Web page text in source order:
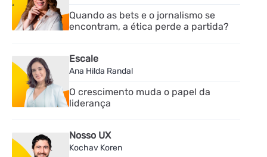
Quando as bets e o jornalismo se
encontram, a ética perde a partida?
Escale
Ana Hilda Randal
O crescimento muda o papel da
liderança
Nosso UX
Kochav Koren